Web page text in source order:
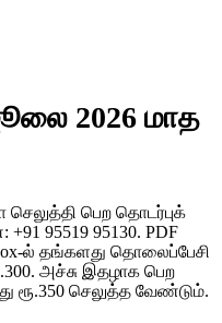
2026 மாத
பெற தொடர்புக்
95519 95130. PDF
ல் தங்களது தொலைப்பேசி
அச்சு இதழாக பெற
ரூ.350 செலுத்த வேண்டும்.